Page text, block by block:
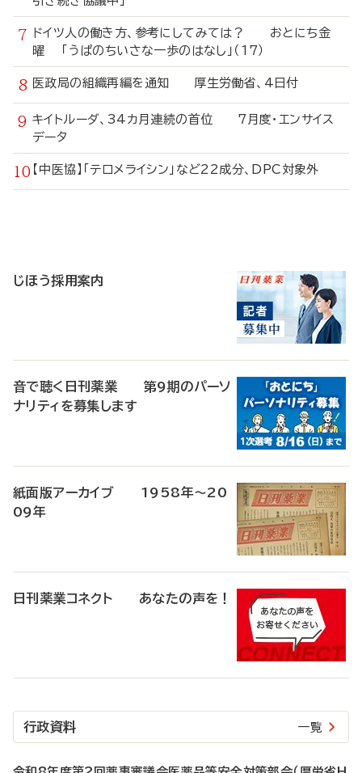
ドイツ人の働き方、参考にしてみては？ おとにち金
曜 「うぱのちいさな一歩のはなし」（17）
医政局の組織再編を通知 厚生労働省、4日付
キイトルーダ、34カ月連続の首位 7月度・エンサイス
データ
【中医協】「テロメライシン」など22成分、DPC対象外
じほう採用案内
音で聴く日刊薬業 第9期のパーソ
ナリティを募集します
紙面版アーカイブ 1958年～20
09年
日刊薬業コネクト あなたの声を！
行政資料 一覧